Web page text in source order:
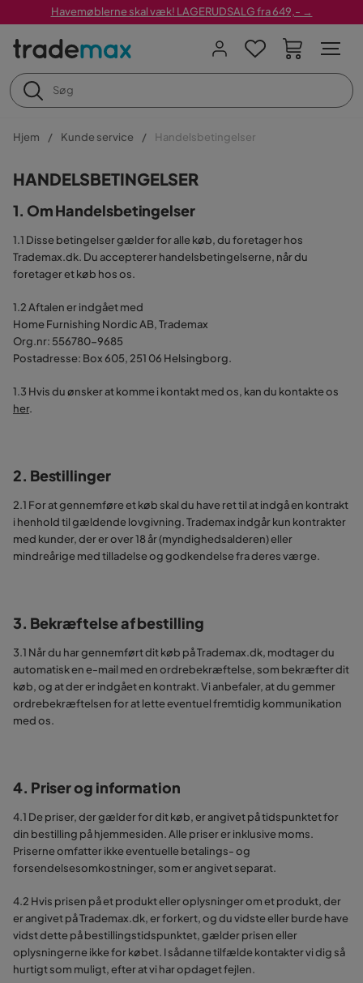
Havemøblerne skal væk! LAGERUDSALG fra 649,- →
Hjem Kunde service Handelsbetingelser
HANDELSBETINGELSER
1. Om Handelsbetingelser
1.1 Disse betingelser gælder for alle køb, du foretager hos
Trademax.dk. Du accepterer handelsbetingelserne, når du
foretager et køb hos os.
1.2 Aftalen er indgået med
Home Furnishing Nordic AB, Trademax
Org.nr: 556780-9685
Postadresse: Box 605, 251 06 Helsingborg.
1.3 Hvis du ønsker at komme i kontakt med os, kan du kontakte os
her.
2. Bestillinger
2.1 For at gennemføre et køb skal du have ret til at indgå en kontrakt
i henhold til gældende lovgivning. Trademax indgår kun kontrakter
med kunder, der er over 18 år (myndighedsalderen) eller
mindreårige med tilladelse og godkendelse fra deres værge.
3. Bekræftelse af bestilling
3.1 Når du har gennemført dit køb på Trademax.dk, modtager du
automatisk en e-mail med en ordrebekræftelse, som bekræfter dit
køb, og at der er indgået en kontrakt. Vi anbefaler, at du gemmer
ordrebekræftelsen for at lette eventuel fremtidig kommunikation
med os.
4. Priser og information
4.1 De priser, der gælder for dit køb, er angivet på tidspunktet for
din bestilling på hjemmesiden. Alle priser er inklusive moms.
Priserne omfatter ikke eventuelle betalings- og
forsendelsesomkostninger, som er angivet separat.
4.2 Hvis prisen på et produkt eller oplysninger om et produkt, der
er angivet på Trademax.dk, er forkert, og du vidste eller burde have
vidst dette på bestillingstidspunktet, gælder prisen eller
oplysningerne ikke for købet. I sådanne tilfælde kontakter vi dig så
hurtigt som muligt, efter at vi har opdaget fejlen.